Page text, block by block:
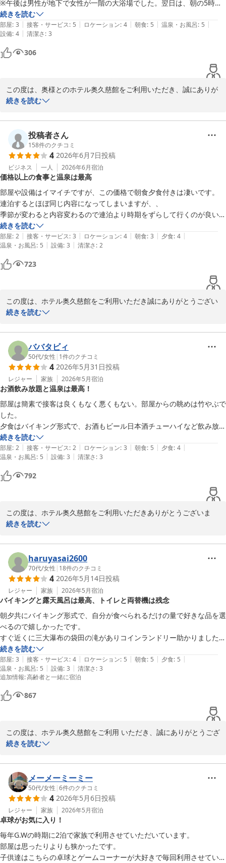
菊池
大子温泉 ホテル奥久慈館（伊東園ホテルズ）
※午後は男性が地下で女性が一階の大浴場でした。翌日は、朝の5時か
ら場所が入れ替わって入浴ができました。どちらもいい温泉で、温泉と
周辺の観光目的で尋ねたので大変満足しました。
△地下の脱衣所のトイレは、和式で臭いもあり改善点
バイキング朝食
※おいしかったです。スタッフの方の対応も丁寧でした。会場の広さも
十分で、BGMも心地よかったです。メニューも豊富で私たちは大満足
※会場に入る前に「食事中」「空き」と書かれたパウチされたカードを
渡され後から来た方が、わかりやすく良いアイディアだと思いました。
クインでしたので、好きな場所に止められました。第一駐車場が満車に
なるとスタッフの方が、第二へ誘導もしていました。
観光
※龍神吊り大橋、袋田の滝をめぐってホテルに向かいました。ほかにも
アクティビティ豊富なホテル周辺です。
続きを読む
部屋: 3 | 接客・サービス: 5 | ロケーション: 4 | 朝食: 5 | 温泉・お風呂: 5 |
設備: 4 | 清潔さ: 3
306
この度は、奥様とのホテル奥久慈館をご利用いただき、誠にありが
とうございます。
いただけたご様子を伺い、大変嬉しく存じます。
地下大浴場の脱衣所に関しまして、貴重なご意見をいただきありが
とうございます。設備面でのご不便をおかけし申し訳ございませ
ん。いただいたご意見につきましては、今後の施設運営の参考にさ
せていただきます。
また、バイキング会場でのカード活用や駐車場の運用につきまして
も、温かいお言葉を賜り重ねて御礼申し上げます。スタッフの対応
へのお褒めの言葉は、日々の励みとなります。
当館周辺には魅力的なスポットが数多くございます。
また機会がございましたら、ぜひ当館へお越しください。
スタッフ一同、またのお越しを心よりお待ちしております。
ホテル奥久慈館
菊池
2026-07-15
続きを読む
投稿者さん
158件のクチコミ
4 2026年6月7日投稿
ビジネス 一人 2026年6月宿泊
価格以上の食事と温泉は最高
部屋や設備はイマイチですが、この価格で朝食夕食付きは凄いです。
連泊するとほぼ同じ内容になってしまいますが、、
季節が変わると内容変わるので連泊より時期をずらして行くのが良いで
す。
なにより温泉が良いです。
続きを読む
部屋: 2 | 接客・サービス: 3 | ロケーション: 4 | 朝食: 3 | 夕食: 4 |
温泉・お風呂: 5 | 設備: 3 | 清潔さ: 2
723
この度は、ホテル奥久慈館をご利用いただき誠にありがとうござい
ました。
建物の古さによりご不便をおかけした点もあったかと思いますが、
喜んでいただけて
大変嬉しく思っております。
更にお客様に喜んでいただけるように今後も改善に努めてまいりま
す。
当館の周辺は山々に囲まれており、秋の紅葉シーズンにはまた違っ
た景色の中で温泉をお楽しみいただけるかと思います。
またのお越しを、スタッフ一同お待ちしております。
ホテル奥久慈館
2026-06-08
続きを読む
ババタビィ
50代/女性 | 1件のクチコミ
4 2026年5月31日投稿
レジャー 家族 2026年5月宿泊
お酒飲み放題と温泉は最高！
部屋は簡素で接客は良くもなく悪くもない。部屋からの眺めは竹やぶで
した。
夕食はバイキング形式で、お酒もビール日本酒チューハイなど飲み放題
なのでお酒を沢山飲みたい人にはとてもおすすめです。料理は変わった
ものはないけど結構美味しかった。ご当地グルメなんかを期待するとガ
ッカリするかも。朝食会場に行ったらすごく混んでいてちょっとびっく
り。ただ席はちゃんと確保されているので、焦らなくて大丈夫でした。
大昔の社員旅行を彷彿とさせる賑やかさで懐かしさを感じました。お風
続きを読む
部屋: 2 | 接客・サービス: 2 | ロケーション: 3 | 朝食: 5 | 夕食: 4 |
温泉・お風呂: 5 | 設備: 3 | 清潔さ: 3
792
この度は、ホテル奥久慈館をご利用いただきありがとうございま
す。
飲み放題、温泉喜んでいただけたようで大変嬉しく思います。
メニューなど、お客様に喜んでいただけるよう、日々改善に努めて
まいります。
この辺は特に温泉場という感じではないのですが、たくさんのお客
様に来ていただいて感謝しております。
この辺りは緑に囲まれておりまして、秋には紅葉を近くで見なが
ら、初夏の緑とはまた違った景色の温泉を楽しんでいただけるかと
思います。
是非、またのお越しをお待ちしております。
奥久慈館
大子温泉 ホテル奥久慈館（伊東園ホテルズ）
2026-06-01
続きを読む
haruyasai2600
70代/女性 | 18件のクチコミ
4 2026年5月14日投稿
レジャー 家族 2026年5月宿泊
バイキングと露天風呂は最高、トイレと両替機は残念
朝夕共にバイキング形式で、自分が食べられるだけの量で好きな品を選
べるので嬉しかったです。
すぐ近くに三大瀑布の袋田の滝がありコインランドリー助かりました。
露天風呂は緑がいっぱいですごく気持ち良かったです。
気になったのはトイレに入るのに一旦部屋から玄関に降りて一段高いド
アを開けてスリッパを履かないといけない造りになっていて面倒でし
た。
あとコインランドリーは100円玉しか使用出来ず両替機も無くフロント
続きを読む
部屋: 3 | 接客・サービス: 4 | ロケーション: 5 | 朝食: 5 | 夕食: 5 |
温泉・お風呂: 5 | 設備: 3 | 清潔さ: 3
追加情報:高齢者と一緒に宿泊
867
この度は、ホテル奥久慈館をご利用 いただき、誠にありがとうござ
いました。
当館のバイキングや露天風呂にご満足いただけましたこと、大変嬉
しく存じます。
一方で、施設に関しましてご不便な思いをさせてしまいましたこ
と、深くお詫び申し上げます。
いただいた貴重なご意見をもとに、今後の改善に努めてまいりま
す。
またのお越しを、スタッフ一同心よりお待ち申し上げております。
続きを読む
メーメーミーミー
50代/女性 |6件のクチコミ
4 2026年5月6日投稿
レジャー 家族 2026年5月宿泊
卓球がお気に入り！
毎年G.Wの時期に2泊で家族で利用させていただいています。
部屋は思ったりよりも狭かったです。
子供達はこちらの卓球とゲームコーナーが大好きで毎回利用させていた